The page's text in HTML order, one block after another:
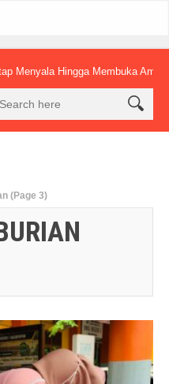
Menyala Hingga Membuka
(Page 3)